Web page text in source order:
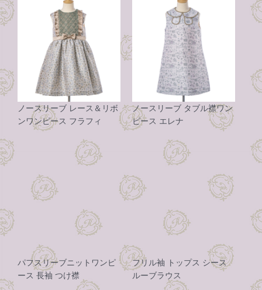
ノースリーブ レース＆リボ
ンワンピース フラフィ
ノースリーブ タブル襟ワン
ピース エレナ
パフスリーブニットワンピ
ース 長袖 つけ襟
フリル袖 トップス シース
ルーブラウス